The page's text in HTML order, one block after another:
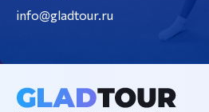
info@gladtour.ru